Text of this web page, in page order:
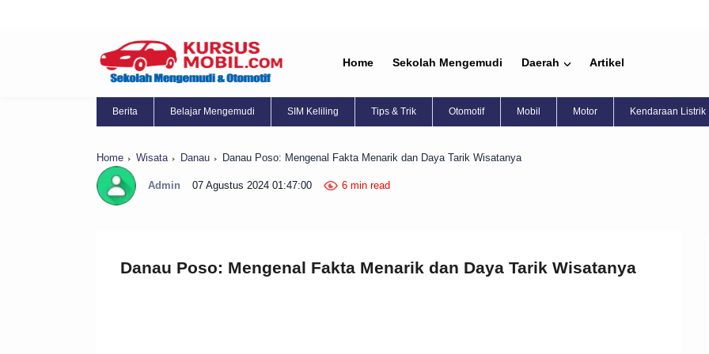
Home Sekolah Mengemudi Daerah Artikel
Berita Belajar Mengemudi SIM Keliling Tips & Trik Otomotif Mobil Motor Kendaraan Listrik
Home Wisata Danau Danau Poso: Mengenal Fakta Menarik dan Daya Tarik Wisatanya
Admin 07 Agustus 2024 01:47:00 6 min read
Danau Poso: Mengenal Fakta Menarik dan Daya Tarik Wisatanya